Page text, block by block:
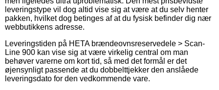
leveringstype vil dog altid vise sig at være at du selv henter
pakken, hvilket dog betinges af at du fysisk befinder dig nær
webbutikkens adresse.
Leveringstiden på HETA brændeovnsreservedele > Scan-
Line 900 kan vise sig at være virkelig central om man
behøver varerne om kort tid, så med det formål er det
øjensynligt passende at du dobbelttjekker den anslåede
leveringsdato for den vedkommende vare.